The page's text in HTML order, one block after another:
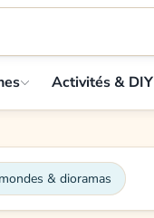
Activités & DIY
& dioramas